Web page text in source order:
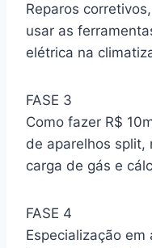
Reparos
usar as
elétrica na
FASE 3
Como fazer R$
de aparelhos split,
carga de gás e
FASE 4
Especialização